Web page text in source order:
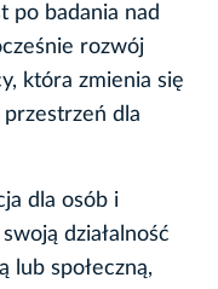
po badania nad
rozwój
która zmienia się
dla
dla osób i
działalność
lub społeczną,